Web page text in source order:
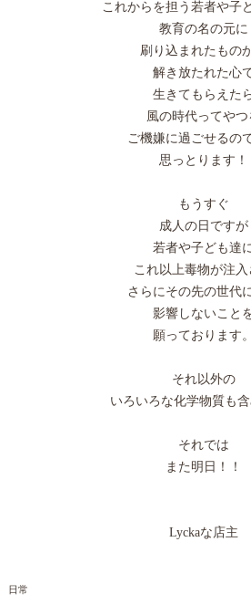
これからを担う若者や子
教育の名の元に
刷り込まれたもの
解き放たれた心
生きてもらえた
風の時代ってやつ
ご機嫌に過ごせるの
思っとります！
もうすぐ
成人の日ですが
若者や子ども達
これ以上毒物が注
さらにその先の世代
影響しないこと
願っております。
それ以外の
いろいろな化学物質も含
それでは
また明日！！
Lyckaな店主
日常